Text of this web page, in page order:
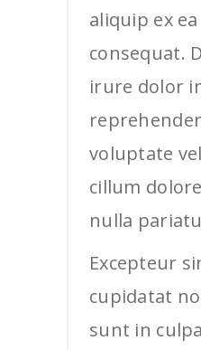
aliquip ex
consequat.
irure dolor
voluptate
cillum
nulla
Excepteur
cupidatat
sunt in